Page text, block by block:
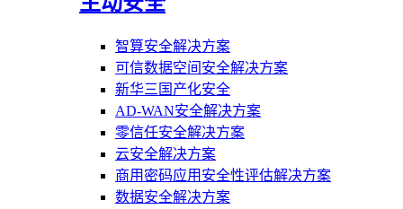
智算安全解决方案
可信数据空间安全解决方案
新华三国产化安全
AD-WAN安全解决方案
零信任安全解决方案
云安全解决方案
商用密码应用安全性评估解决方案
数据安全解决方案